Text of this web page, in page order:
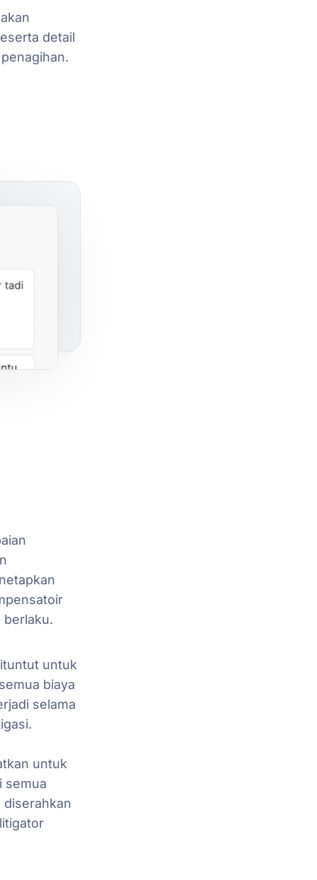
akan
detail
penagihan.
berlaku.
untuk
biaya
selama
untuk
semua
diserahkan
litigator